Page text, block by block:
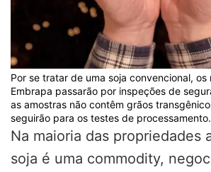
Por se tratar de uma soja convencional, os
Embrapa passarão por inspeções de
as amostras não contêm grãos
seguirão para os testes de
Na maioria das propriedades
soja é uma commodity,